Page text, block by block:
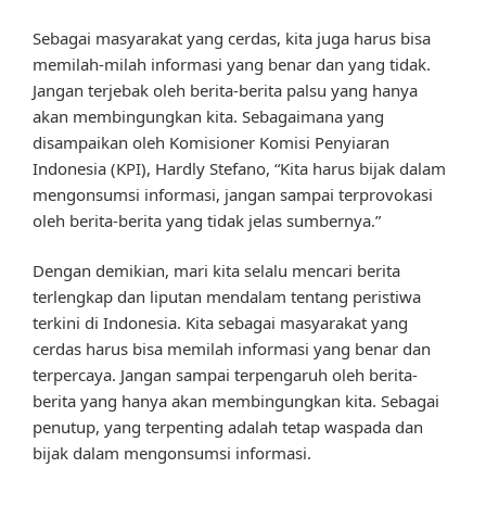
Sebagai masyarakat yang cerdas, kita juga harus bisa
memilah-milah informasi yang benar dan yang tidak.
Jangan terjebak oleh berita-berita palsu yang hanya
akan membingungkan kita. Sebagaimana yang
disampaikan oleh Komisioner Komisi Penyiaran
Indonesia (KPI), Hardly Stefano, “Kita harus bijak dalam
mengonsumsi informasi, jangan sampai terprovokasi
oleh berita-berita yang tidak jelas sumbernya.”
Dengan demikian, mari kita selalu mencari berita
terlengkap dan liputan mendalam tentang peristiwa
terkini di Indonesia. Kita sebagai masyarakat yang
cerdas harus bisa memilah informasi yang benar dan
terpercaya. Jangan sampai terpengaruh oleh berita-
berita yang hanya akan membingungkan kita. Sebagai
penutup, yang terpenting adalah tetap waspada dan
bijak dalam mengonsumsi informasi.